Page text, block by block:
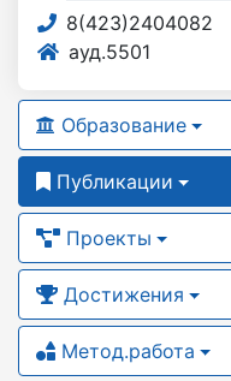
8(423)2404082
ауд.5501
Образование
Публикации
Проекты
Достижения
Метод.работа